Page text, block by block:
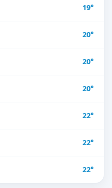
19°
20°
20°
20°
22°
22°
22°